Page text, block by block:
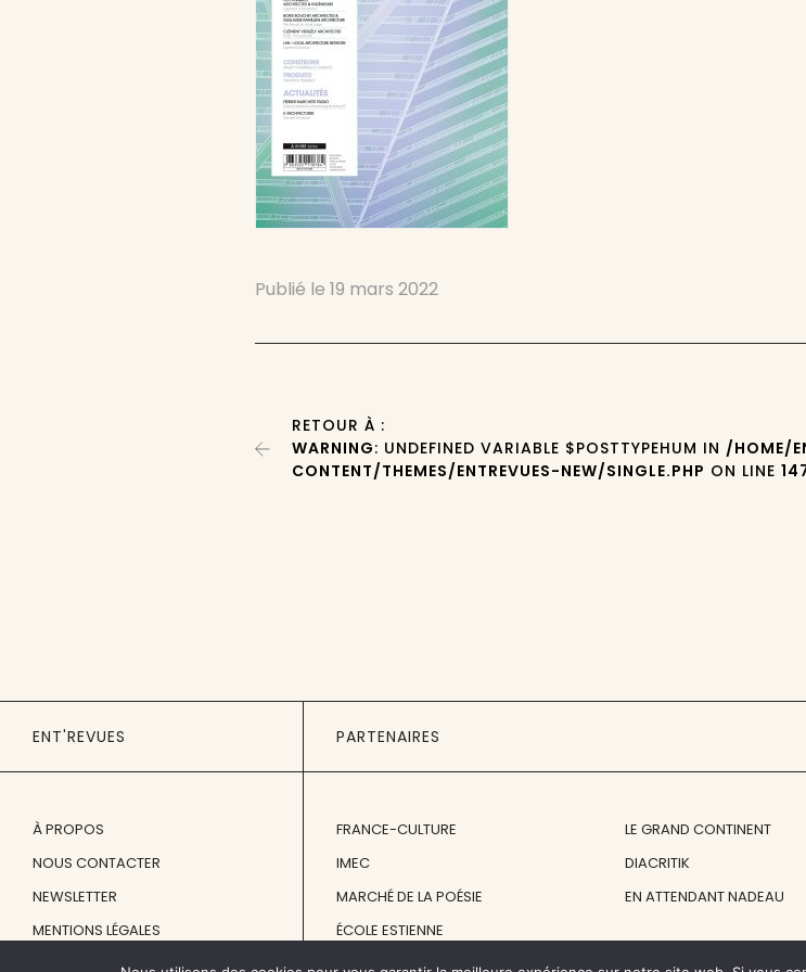
Publié le19 mars 2022
RETOUR À :
WARNING: UNDEFINED VARIABLE $POSTTYPEHUM IN /HOME/
CONTENT/THEMES/ENTREVUES-NEW/SINGLE.PHP ON LINE
ENT'REVUES
À PROPOS
NOUS CONTACTER
NEWSLETTER
MENTIONS LÉGALES
PARTENAIRES
FRANCE-CULTURE
IMEC
MARCHÉ DE LA POÉSIE
ÉCOLE ESTIENNE
LE GRAND CONTINENT
DIACRITIK
EN ATTENDANT NADEAU